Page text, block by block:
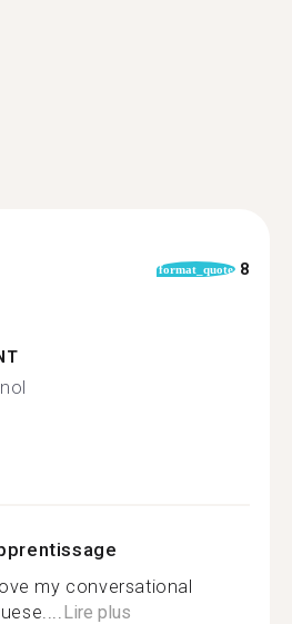
format_quote 8
my conversational
Lire plus